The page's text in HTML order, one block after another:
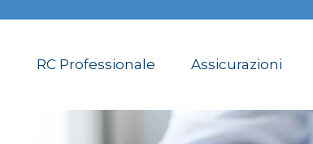
RC Professionale Assicurazioni